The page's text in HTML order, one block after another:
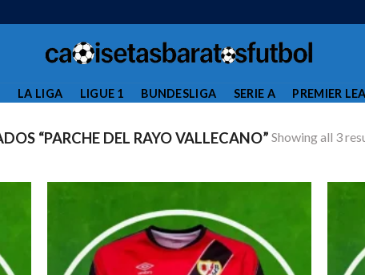
LA LIGA LIGUE 1 BUNDESLIGA SERIE A PREMIER
“PARCHE DEL RAYO VALLECANO” Showing all 3